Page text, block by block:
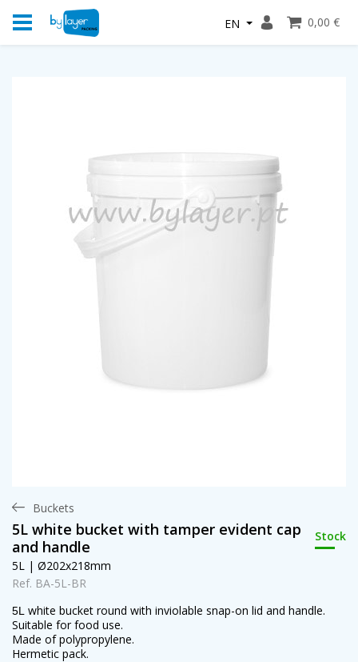
EN 0,00 €
Buckets
5L white bucket with tamper evident cap
and handle
Stock
5L | Ø202x218mm
Ref. BA-5L-BR
5L white bucket round with inviolable snap-on lid and handle.
Suitable for food use.
Made of polypropylene.
Hermetic pack.